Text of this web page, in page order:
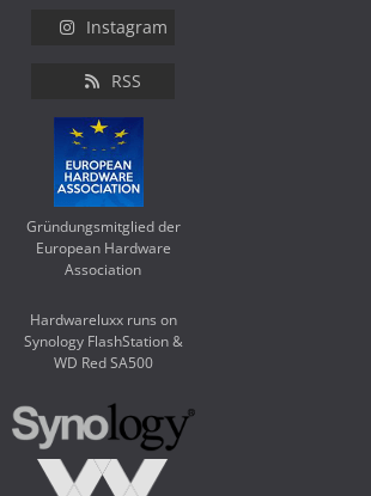
Instagram
RSS
Gründungsmitglied der
European Hardware
Association
Hardwareluxx runs on
Synology FlashStation &
WD Red SA500